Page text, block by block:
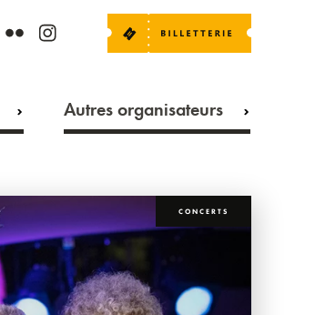
Autres organisateurs
CONCERTS